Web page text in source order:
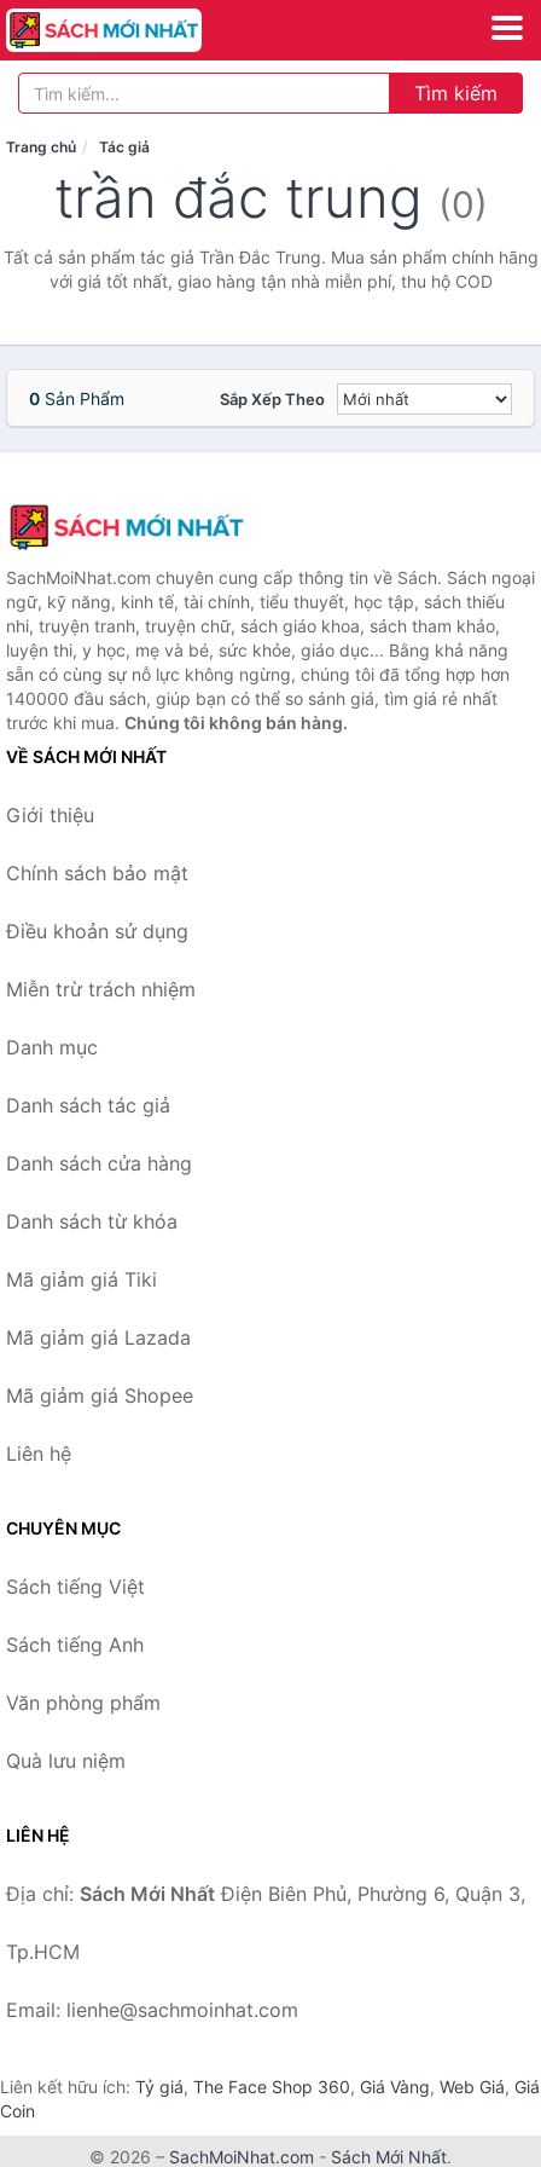
Tìm kiếm
Trang chủ Tác giả
trần đắc trung (0)
Tất cả sản phẩm tác giả Trần Đắc Trung. Mua sản phẩm chính hãng
với giá tốt nhất, giao hàng tận nhà miễn phí, thu hộ COD
0 Sản Phẩm Sắp Xếp Theo
SachMoiNhat.com chuyên cung cấp thông tin về Sách. Sách ngoại
ngữ, kỹ năng, kinh tế, tài chính, tiểu thuyết, học tập, sách thiếu
nhi, truyện tranh, truyện chữ, sách giáo khoa, sách tham khảo,
luyện thi, y học, mẹ và bé, sức khỏe, giáo dục... Bằng khả năng
sẵn có cùng sự nỗ lực không ngừng, chúng tôi đã tổng hợp hơn
140000 đầu sách, giúp bạn có thể so sánh giá, tìm giá rẻ nhất
trước khi mua. Chúng tôi không bán hàng.
VỀ SÁCH MỚI NHẤT
Giới thiệu
Chính sách bảo mật
Điều khoản sử dụng
Miễn trừ trách nhiệm
Danh mục
Danh sách tác giả
Danh sách cửa hàng
Danh sách từ khóa
Mã giảm giá Tiki
Mã giảm giá Lazada
Mã giảm giá Shopee
Liên hệ
CHUYÊN MỤC
Sách tiếng Việt
Sách tiếng Anh
Văn phòng phẩm
Quà lưu niệm
LIÊN HỆ
Địa chỉ: Sách Mới Nhất Điện Biên Phủ, Phường 6, Quận 3,
Tp.HCM
Email: lienhe@sachmoinhat.com
Liên kết hữu ích: Tỷ giá, The Face Shop 360, Giá Vàng, Web Giá, Giá
Coin
© 2026 – SachMoiNhat.com - Sách Mới Nhất.